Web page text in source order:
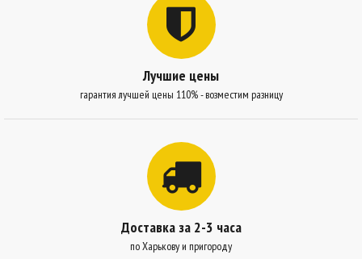
Лучшие цены
гарантия лучшей цены 110% - возместим разницу
Доставка за 2-3 часа
по Харькову и пригороду